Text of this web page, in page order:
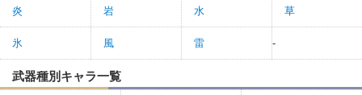
炎 岩 水 草
氷 風 雷 -
武器種別キャラ一覧